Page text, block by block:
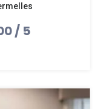
/ 5